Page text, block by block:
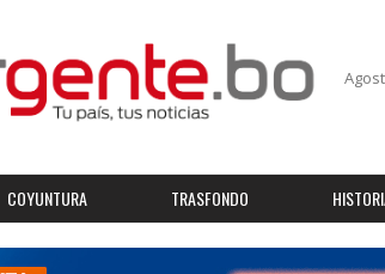
COYUNTURA TRASFONDO